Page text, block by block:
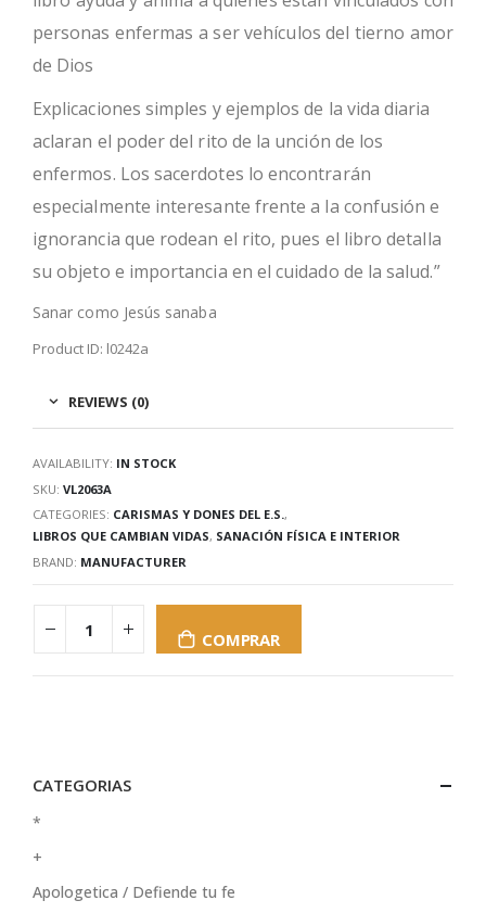
personas enfermas a ser vehículos del tierno amor
de Dios
Explicaciones simples y ejemplos de la vida diaria
aclaran el poder del rito de la unción de los
enfermos. Los sacerdotes lo encontrarán
especialmente interesante frente a la confusión e
ignorancia que rodean el rito, pues el libro detalla
su objeto e importancia en el cuidado de la salud.”
Sanar como Jesús sanaba
Product ID: l0242a
REVIEWS (0)
AVAILABILITY: IN STOCK
SKU: VL2063A
CATEGORIES: CARISMAS Y DONES DEL E.S.,
LIBROS QUE CAMBIAN VIDAS, SANACIÓN FÍSICA E INTERIOR
BRAND: MANUFACTURER
COMPRAR
CATEGORIAS
*
+
Apologetica / Defiende tu fe